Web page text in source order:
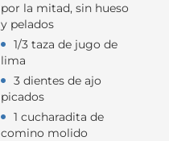
por la mitad, sin hueso
y pelados
1/3 taza de jugo de
lima
3 dientes de ajo
picados
1 cucharadita de
comino molido